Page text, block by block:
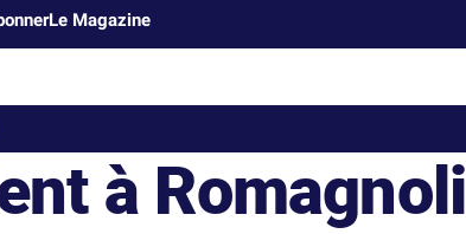
Le Magazine
à Romagnoli